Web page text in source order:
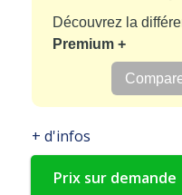
Découvrez la
Premium +
+ d'infos
Prix sur demande